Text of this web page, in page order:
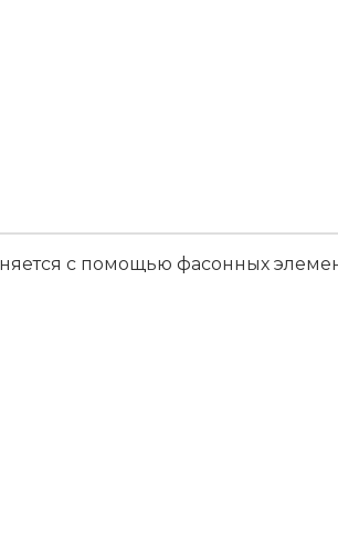
с помощью фасонных